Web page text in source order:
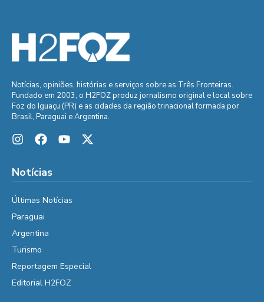
Notícias, opiniões, histórias e serviços sobre as Três Fronteiras.
Fundado em 2003, o H2FOZ produz jornalismo original e local sobre
Foz do Iguaçu (PR) e as cidades da região trinacional formada por
Brasil, Paraguai e Argentina.
Notícias
Últimas Notícias
Paraguai
Argentina
Turismo
Reportagem Especial
Editorial H2FOZ